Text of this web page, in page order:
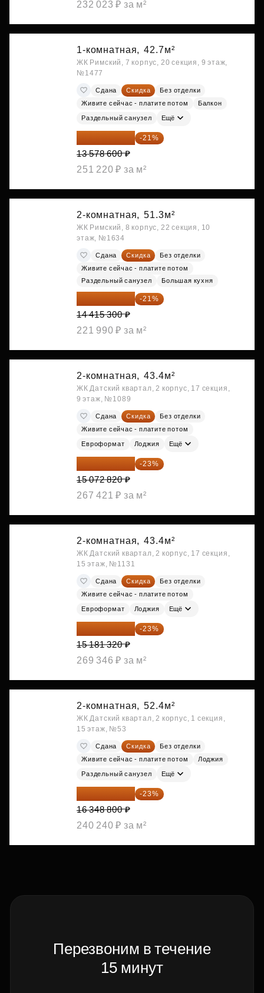
232 023 ₽ за м²
1-комнатная, 42.7м²
ЖК Римский, 7 корпус, 20 секция, 9 этаж,
№1477
Сдана Скидка
Без отделки
Живите сейчас - платите потом
Балкон
Раздельный санузел Ещё
10 727 094 ₽ -21%
13 578 600 ₽
251 220 ₽ за м²
2-комнатная, 51.3м²
ЖК Римский, 8 корпус, 22 секция, 10
этаж, №1634
Сдана Скидка
Без отделки
Живите сейчас - платите потом
Раздельный санузел
Большая кухня
11 388 087 ₽ -21%
14 415 300 ₽
221 990 ₽ за м²
2-комнатная, 43.4м²
ЖК Датский квартал, 2 корпус, 17 секция,
9 этаж, №1089
Сдана Скидка
Без отделки
Живите сейчас - платите потом
Евроформат Лоджия Ещё
11 606 071 ₽ -23%
15 072 820 ₽
267 421 ₽ за м²
2-комнатная, 43.4м²
ЖК Датский квартал, 2 корпус, 17 секция,
15 этаж, №1131
Сдана Скидка
Без отделки
Живите сейчас - платите потом
Евроформат Лоджия Ещё
11 689 616 ₽ -23%
15 181 320 ₽
269 346 ₽ за м²
2-комнатная, 52.4м²
ЖК Датский квартал, 2 корпус, 1 секция,
15 этаж, №53
Сдана Скидка
Без отделки
Живите сейчас - платите потом
Лоджия
Раздельный санузел Ещё
12 588 576 ₽ -23%
16 348 800 ₽
240 240 ₽ за м²
Перезвоним в течение
15 минут